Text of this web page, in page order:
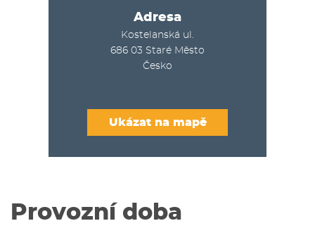
Adresa
Kostelanská ul.
686 03 Staré Město
Česko
Ukázat na mapě
Provozní doba